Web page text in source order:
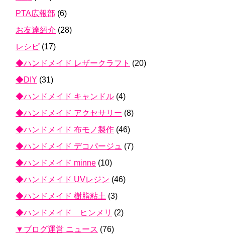
PTA広報部 (6)
お友達紹介 (28)
レシピ (17)
◆ハンドメイド レザークラフト (20)
◆DIY (31)
◆ハンドメイド キャンドル (4)
◆ハンドメイド アクセサリー (8)
◆ハンドメイド 布モノ製作 (46)
◆ハンドメイド デコパージュ (7)
◆ハンドメイド minne (10)
◆ハンドメイド UVレジン (46)
◆ハンドメイド 樹脂粘土 (3)
◆ハンドメイド ヒンメリ (2)
▼ブログ運営 ニュース (76)